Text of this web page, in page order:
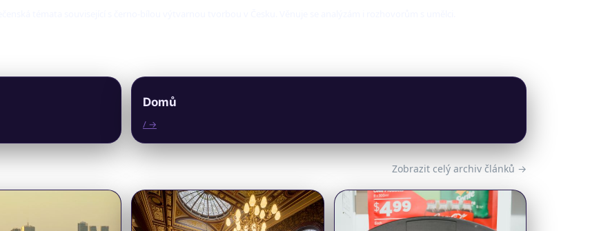
Domů
/ →
Zobrazit celý archiv článků →